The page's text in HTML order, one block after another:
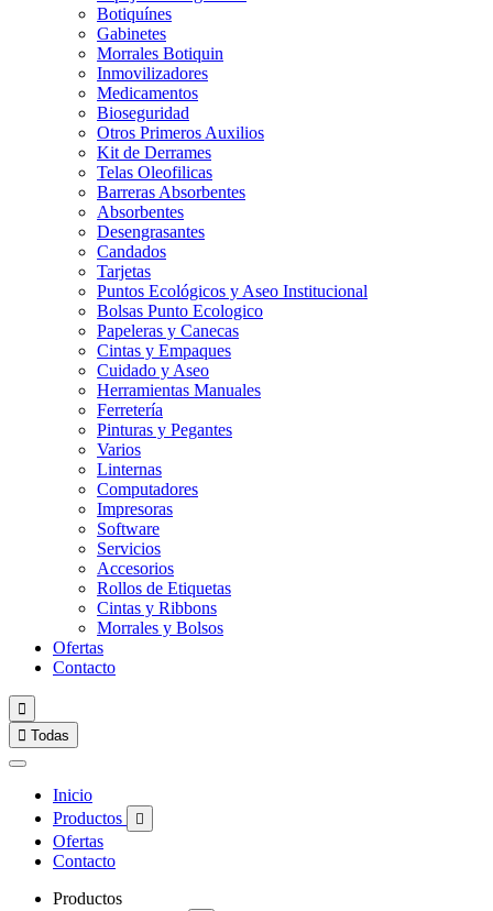
Botiquínes
Gabinetes
Morrales Botiquin
Inmovilizadores
Medicamentos
Bioseguridad
Otros Primeros Auxilios
Kit de Derrames
Telas Oleofilicas
Barreras Absorbentes
Absorbentes
Desengrasantes
Candados
Tarjetas
Puntos Ecológicos y Aseo Institucional
Bolsas Punto Ecologico
Papeleras y Canecas
Cintas y Empaques
Cuidado y Aseo
Herramientas Manuales
Ferretería
Pinturas y Pegantes
Varios
Linternas
Computadores
Impresoras
Software
Servicios
Accesorios
Rollos de Etiquetas
Cintas y Ribbons
Morrales y Bolsos
Ofertas
Contacto

 Todas
Inicio
Productos

Ofertas
Contacto
Productos